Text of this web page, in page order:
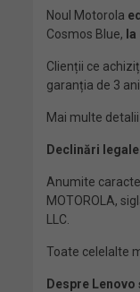
Noul Motorola
Cosmos Blue,
Clienții ce
garanția de 3
Mai multe
Declinări legale
Anumite
MOTOROLA,
LLC.
Toate celelalte
Despre